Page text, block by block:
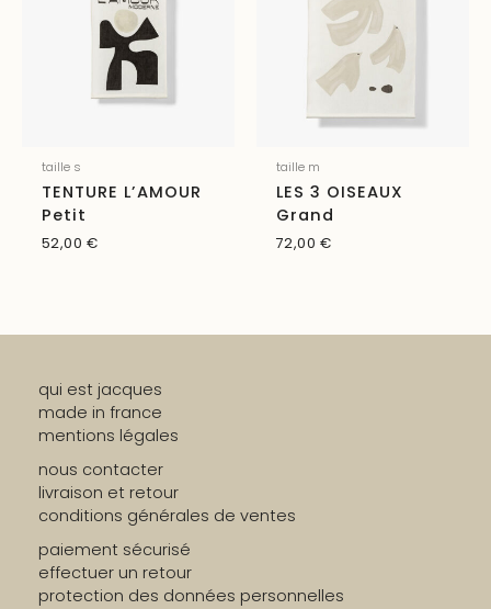
taille s
TENTURE L’AMOUR
Petit
52,00 €
taille m
LES 3 OISEAUX
Grand
72,00 €
qui est jacques
made in france
mentions légales
nous contacter
livraison et retour
conditions générales de ventes
paiement sécurisé
effectuer un retour
protection des données personnelles